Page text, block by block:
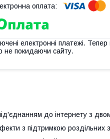
електронні платежі.
не покидаючи сайту.
до інтернету з
з підтримкою роздільних